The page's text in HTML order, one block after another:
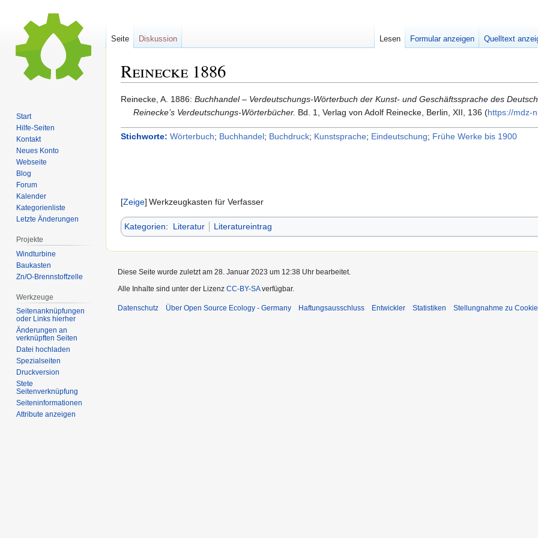
Reinecke 1886
Zur
Navigation
springen
Zur
Suche
springen
Reinecke, A. 1886: Buchhandel – Verdeutschungs-Wörterbuch der Kunst- und Geschäftssprache des
Reinecke’s Verdeutschungs-Wörterbücher. Bd. 1, Verlag von Adolf Reinecke, Berlin, XII, 136 (https:/​/​mdz-
Stichworte: Wörterbuch; Buchhandel; Buchdruck; Kunstsprache; Eindeutschung; Frühe Werke bis 1900
Zeige Werkzeugkasten für Verfasser
Kategorien: Literatur Literatureintrag
Seite Diskussion Lesen Formular anzeigen Quelltext
Start
Hilfe-Seiten
Kontakt
Neues Konto
Webseite
Blog
Forum
Kalender
Kategorienliste
Letzte Änderungen
Projekte
Windturbine
Baukasten
Zn/O-Brennstoffzelle
Werkzeuge
Seitenanknüpfungen
oder Links hierher
Änderungen an
verknüpften Seiten
Datei hochladen
Spezialseiten
Druckversion
Stete
Seitenverknüpfung
Seiten­informationen
Attribute anzeigen
Diese Seite wurde zuletzt am 28. Januar 2023 um 12:38 Uhr bearbeitet.
Alle Inhalte sind unter der Lizenz CC-BY-SAverfügbar.
Datenschutz Über Open Source Ecology - Germany Haftungsausschluss Entwickler Statistiken Stellungnahme zu